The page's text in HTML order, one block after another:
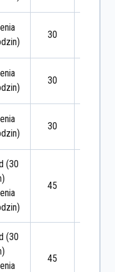
30
30
30
(30
45
(30
45